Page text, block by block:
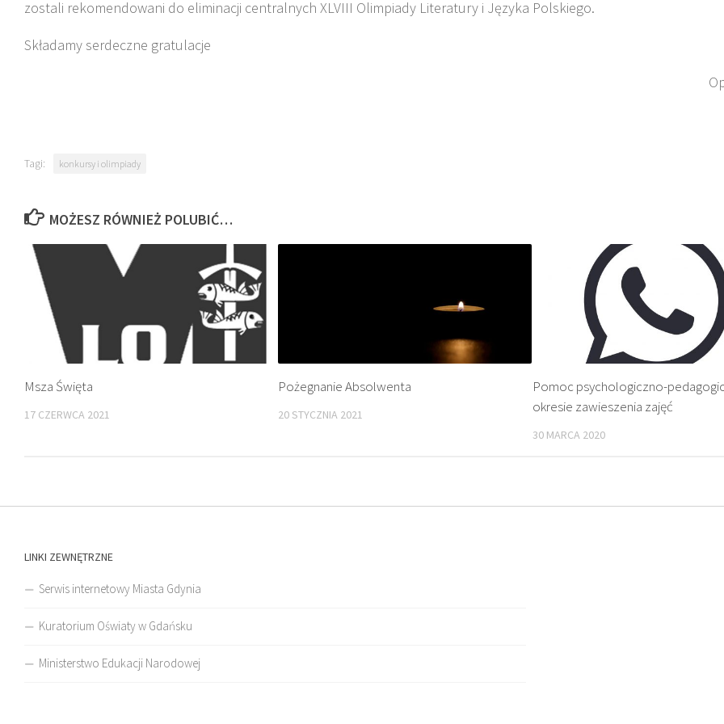
zostali rekomendowani do eliminacji centralnych XLVIII Olimpiady Literatury i Języka Polskiego.
Składamy serdeczne gratulacje
Tagi: konkursy i olimpiady
MOŻESZ RÓWNIEŻ POLUBIĆ…
Msza Święta
17 CZERWCA 2021
Pożegnanie Absolwenta
20 STYCZNIA 2021
Pomoc psychologiczno-
okresie zawieszenia zajęć
30 MARCA 2020
LINKI ZEWNĘTRZNE
Serwis internetowy Miasta Gdynia
Kuratorium Oświaty w Gdańsku
Ministerstwo Edukacji Narodowej